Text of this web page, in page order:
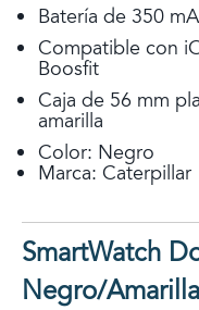
Batería de 350
Compatible con
Boosfit
Caja de 56 mm
amarilla
Color: Negro
Marca: Caterpillar
SmartWatch
Negro/